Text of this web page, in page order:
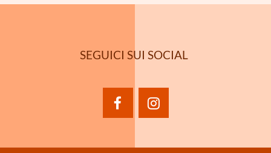
SEGUICI SUI SOCIAL
facebookinstagram